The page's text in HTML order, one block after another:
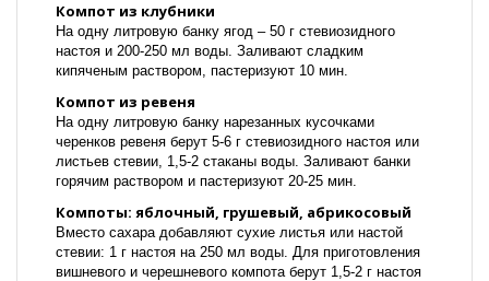
Компот из клубники
На одну литровую банку ягод – 50 г стевиозидного
настоя и 200-250 мл воды. Заливают сладким
кипяченым раствором, пастеризуют 10 мин.
Компот из ревеня
На одну литровую банку нарезанных кусочками
черенков ревеня берут 5-6 г стевиозидного настоя или
листьев стевии, 1,5-2 стаканы воды. Заливают банки
горячим раствором и пастеризуют 20-25 мин.
Компоты: яблочный, грушевый, абрикосовый
Вместо сахара добавляют сухие листья или настой
стевии: 1 г настоя на 250 мл воды. Для приготовления
вишневого и черешневого компота берут 1,5-2 г настоя